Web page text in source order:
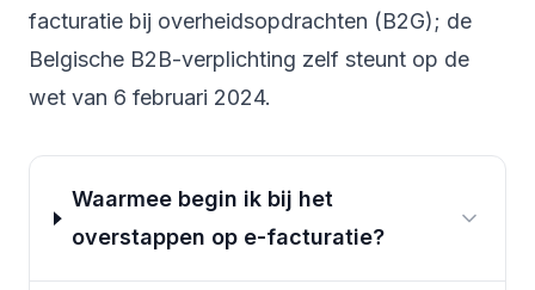
facturatie bij overheidsopdrachten (B2G); de
Belgische B2B-verplichting zelf steunt op de
wet van 6 februari 2024.
Waarmee begin ik bij het
overstappen op e-facturatie?